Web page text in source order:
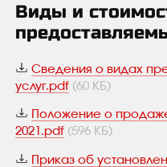
Виды и
Сведения о видах
услуг.pdf (60 КБ)
Положение о
2021.pdf (596 КБ)
Приказ об